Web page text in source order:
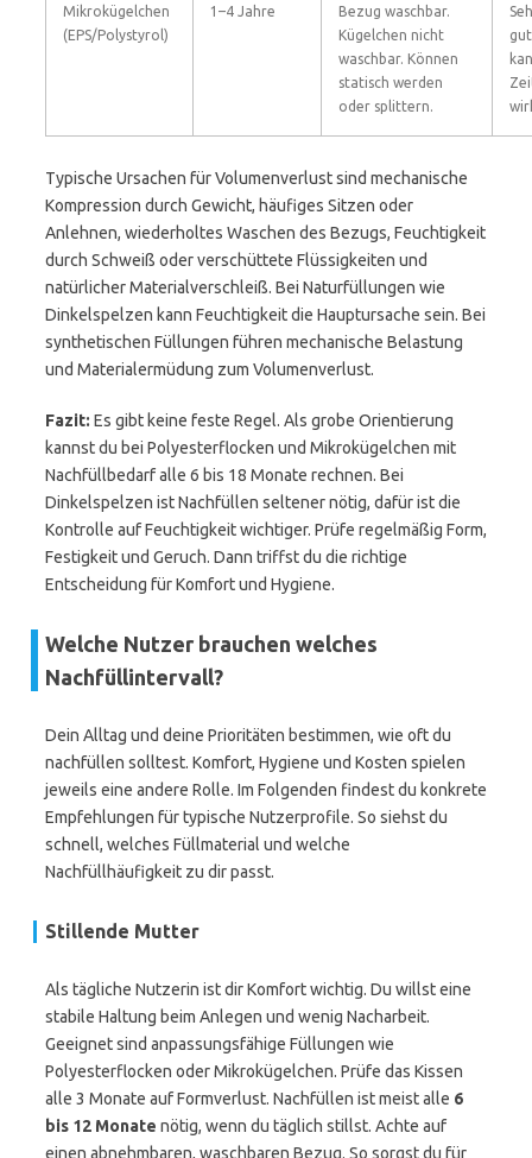
Mikrokügelchen
(EPS/Polystyrol)
1–4 Jahre
Bezug waschbar.
Kügelchen nicht
waschbar. Können
statisch werden
oder splittern.
Typische Ursachen für Volumenverlust sind mechanische
Kompression durch Gewicht, häufiges Sitzen oder
Anlehnen, wiederholtes Waschen des Bezugs, Feuchtigkeit
durch Schweiß oder verschüttete Flüssigkeiten und
natürlicher Materialverschleiß. Bei Naturfüllungen wie
Dinkelspelzen kann Feuchtigkeit die Hauptursache sein. Bei
synthetischen Füllungen führen mechanische Belastung
und Materialermüdung zum Volumenverlust.
Fazit: Es gibt keine feste Regel. Als grobe Orientierung
kannst du bei Polyesterflocken und Mikrokügelchen mit
Nachfüllbedarf alle 6 bis 18 Monate rechnen. Bei
Dinkelspelzen ist Nachfüllen seltener nötig, dafür ist die
Kontrolle auf Feuchtigkeit wichtiger. Prüfe regelmäßig Form,
Festigkeit und Geruch. Dann triffst du die richtige
Entscheidung für Komfort und Hygiene.
Welche Nutzer brauchen welches
Nachfüllintervall?
Dein Alltag und deine Prioritäten bestimmen, wie oft du
nachfüllen solltest. Komfort, Hygiene und Kosten spielen
jeweils eine andere Rolle. Im Folgenden findest du konkrete
Empfehlungen für typische Nutzerprofile. So siehst du
schnell, welches Füllmaterial und welche
Nachfüllhäufigkeit zu dir passt.
Stillende Mutter
Als tägliche Nutzerin ist dir Komfort wichtig. Du willst eine
stabile Haltung beim Anlegen und wenig Nacharbeit.
Geeignet sind anpassungsfähige Füllungen wie
Polyesterflocken oder Mikrokügelchen. Prüfe das Kissen
alle 3 Monate auf Formverlust. Nachfüllen ist meist alle 6
bis 12 Monate nötig, wenn du täglich stillst. Achte auf
einen abnehmbaren, waschbaren Bezug. So sorgst du für